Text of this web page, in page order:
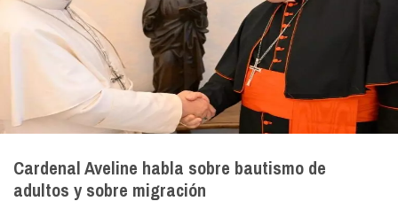
Cardenal Aveline habla sobre bautismo de
adultos y sobre migración